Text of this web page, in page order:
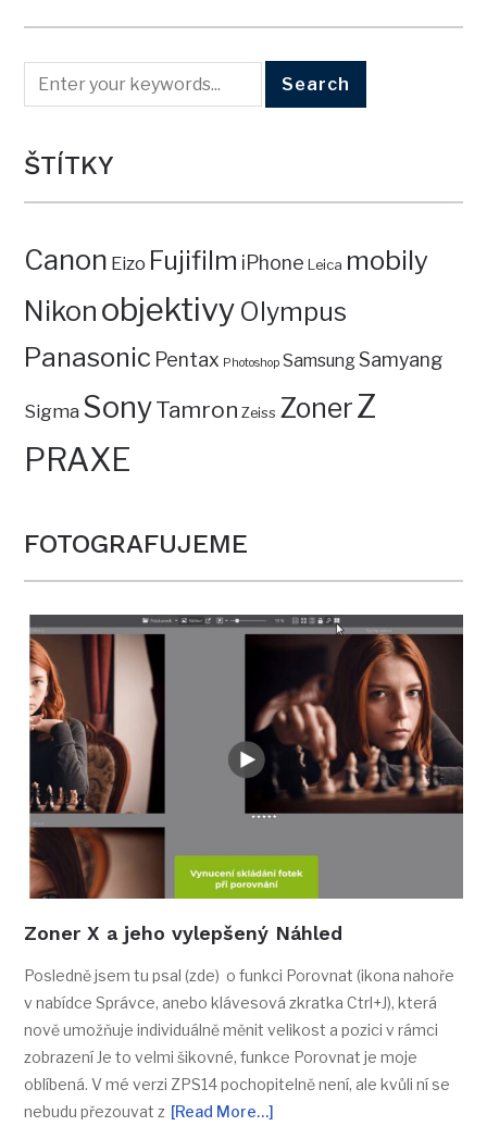
ŠTÍTKY
Canon Eizo Fujifilm iPhone Leica mobily
Nikon objektivy Olympus
Panasonic Pentax Photoshop SamsungSamyang
Sigma SonyTamron Zeiss ZonerZ
PRAXE
FOTOGRAFUJEME
Zoner X a jeho vylepšený Náhled
Posledně jsem tu psal (zde) o funkci Porovnat (ikona nahoře
v nabídce Správce, anebo klávesová zkratka Ctrl+J), která
nově umožňuje individuálně měnit velikost a pozici v rámci
zobrazení Je to velmi šikovné, funkce Porovnat je moje
oblíbená. V mé verzi ZPS14 pochopitelně není, ale kvůli ní se
nebudu přezouvat z [Read More…]